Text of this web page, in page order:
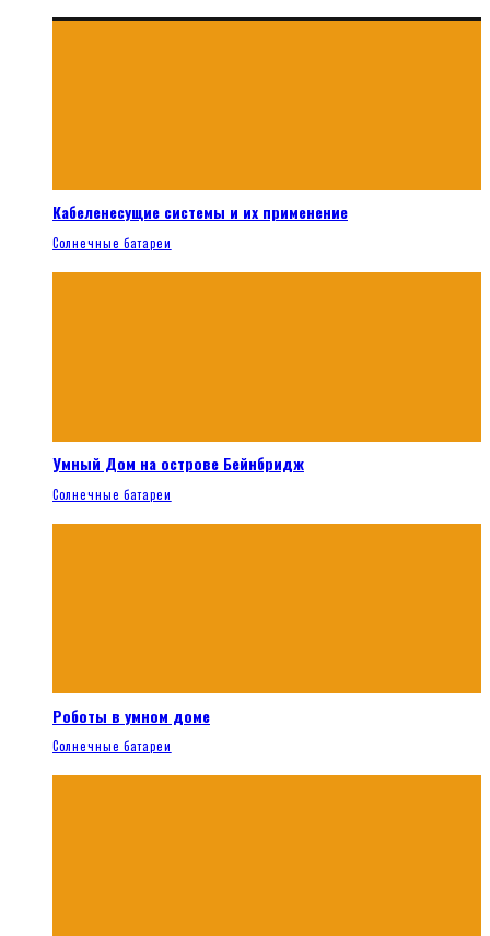
Кабеленесущие системы и их применение
Солнечные батареи
Умный Дом на острове Бейнбридж
Солнечные батареи
Роботы в умном доме
Солнечные батареи